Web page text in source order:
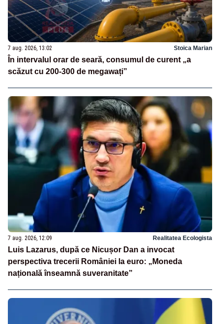
7 aug. 2026, 13:02 Stoica Marian
În intervalul orar de seară, consumul de curent „a
scăzut cu 200-300 de megawați”
7 aug. 2026, 12:09 Realitatea Ecologista
Luis Lazarus, după ce Nicușor Dan a invocat
perspectiva trecerii României la euro: „Moneda
națională înseamnă suveranitate”